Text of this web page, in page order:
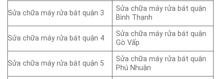
Sửa chữa máy rửa bát quận 3
Sửa chữa máy rửa bát quận
Bình Thạnh
Sửa chữa máy rửa bát quận 4
Sửa chữa máy rửa bát quận
Gò Vấp
Sửa chữa máy rửa bát quận 5
Sửa chữa máy rửa bát quận
Phú Nhuận